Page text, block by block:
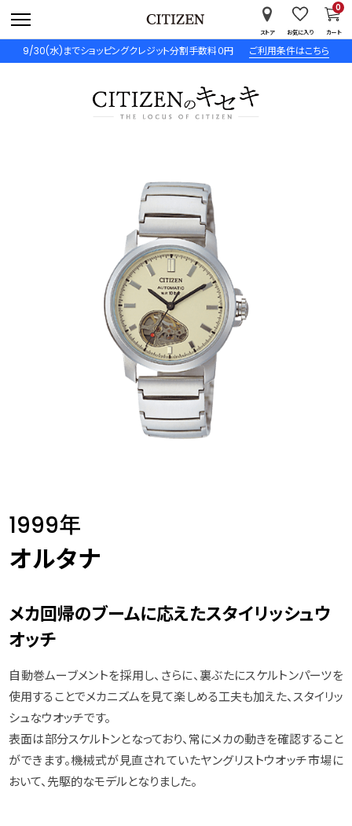
9/30(水)までショッピングクレジット分割手数料０円 ご利用条件はこちら
ストア お気に入り カート
0
1999年
オルタナ
メカ回帰のブームに応えたスタイリッシュウ
オッチ
自動巻ムーブメントを採用し、さらに、裏ぶたにスケルトンパーツを
使用することでメカニズムを見て楽しめる工夫も加えた、スタイリッ
シュなウオッチです。
表面は部分スケルトンとなっており、常にメカの動きを確認すること
ができます。機械式が見直されていたヤングリストウオッチ市場に
おいて、先駆的なモデルとなりました。